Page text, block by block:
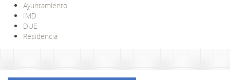
Ayuntamiento
IMD
DUE
Residencia